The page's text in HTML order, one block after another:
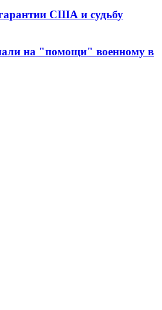
США и судьбу
на "помощи" военному в